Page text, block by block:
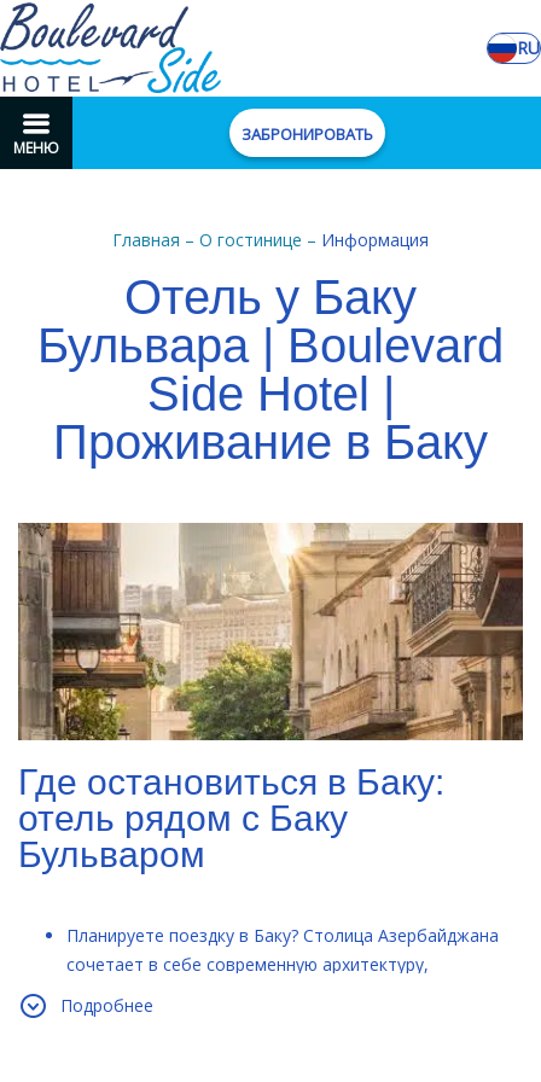
RU
МЕНЮ
ЗАБРОНИРОВАТЬ
Главная – О гостинице – Информация
Отель у Баку
Бульвара | Boulevard
Side Hotel |
Проживание в Баку
Где остановиться в Баку:
отель рядом с Баку
Бульваром
Планируете поездку в Баку? Столица Азербайджана
сочетает в себе современную архитектуру,
историческое наследие и уникальную атмосферу
Каспийского моря. Правильный выбор отеля в Баку
Подробнее